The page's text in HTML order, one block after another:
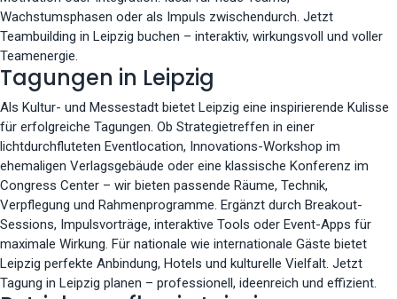
Wachstumsphasen oder als Impuls zwischendurch. Jetzt
Teambuilding in Leipzig buchen – interaktiv, wirkungsvoll und voller
Teamenergie.
Tagungen in Leipzig
Als Kultur- und Messestadt bietet Leipzig eine inspirierende Kulisse
für erfolgreiche Tagungen. Ob Strategietreffen in einer
lichtdurchfluteten Eventlocation, Innovations-Workshop im
ehemaligen Verlagsgebäude oder eine klassische Konferenz im
Congress Center – wir bieten passende Räume, Technik,
Verpflegung und Rahmenprogramme. Ergänzt durch Breakout-
Sessions, Impulsvorträge, interaktive Tools oder Event-Apps für
maximale Wirkung. Für nationale wie internationale Gäste bietet
Leipzig perfekte Anbindung, Hotels und kulturelle Vielfalt. Jetzt
Tagung in Leipzig planen – professionell, ideenreich und effizient.